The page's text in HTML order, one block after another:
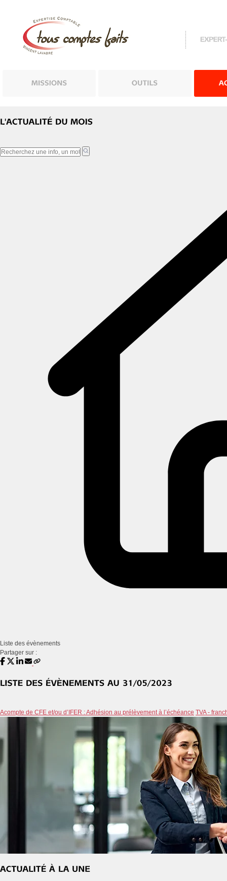
Liste des évènements
Partager sur :
Acompte de CFE et/ou d’IFER : Adhésion au prélèvement à l’échéance TVA -